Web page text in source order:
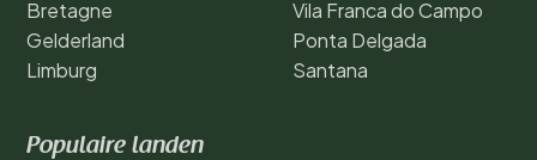
Bretagne
Gelderland
Limburg
Vila Franca do Campo
Ponta Delgada
Santana
Populaire landen